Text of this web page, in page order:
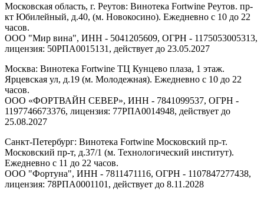
Московская область, г. Реутов: Винотека Fortwine Реутов. пр-
кт Юбилейный, д.40, (м. Новокосино). Ежедневно с 10 до 22
часов.
ООО "Мир вина", ИНН - 5041205609, ОГРН - 1175053005313,
лицензия: 50РПА0015131, действует до 23.05.2027
Москва: Винотека Fortwine ТЦ Кунцево плаза, 1 этаж.
Ярцевская ул, д.19 (м. Молодежная). Ежедневно с 10 до 22
часов.
ООО «ФОРТВАЙН СЕВЕР», ИНН - 7841099537, ОГРН -
1197746673376, лицензия: 77РПА0014948, действует до
25.08.2027
Санкт-Петербург: Винотека Fortwine Московский пр-т.
Московский пр-т, д.37/1 (м. Технологический институт).
Ежедневно с 11 до 22 часов.
ООО "Фортуна", ИНН - 7811471116, ОГРН - 1107847277438,
лицензия: 78РПА0001101, действует до 8.11.2028